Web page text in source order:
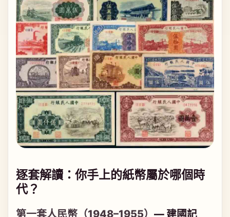
逐套解讀：你手上的紙幣屬於哪個時
代？
第一套人民幣（1948–1955）— 建國記